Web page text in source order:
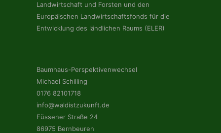
Landwirtschaft und Forsten und den
Europäischen Landwirtschaftsfonds für die
Entwicklung des ländlichen Raums (ELER)
Baumhaus-Perspektivenwechsel
Michael Schilling
0176 82101718
info@waldistzukunft.de
Füssener Straße 24
86975 Bernbeuren